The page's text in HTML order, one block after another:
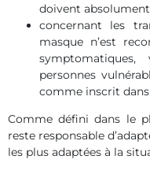
doivent
concernant les
masque n’est
personnes
comme inscrit
Comme défini dans le
reste responsable
les plus adaptées à la